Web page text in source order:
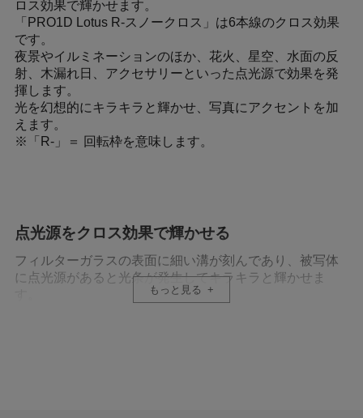
ロス効果で輝かせます。
「PRO1D Lotus R-スノークロス」は6本線のクロス効果
です。
夜景やイルミネーションのほか、花火、星空、水面の反
射、木漏れ日、アクセサリーといった点光源で効果を発
揮します。
光を幻想的にキラキラと輝かせ、写真にアクセントを加
えます。
※「R-」＝ 回転枠を意味します。
点光源をクロス効果で輝かせる
フィルターガラスの表面に細い溝が刻んであり、被写体
に点光源があると光条が発生してキラキラと輝かせま
もっと見る